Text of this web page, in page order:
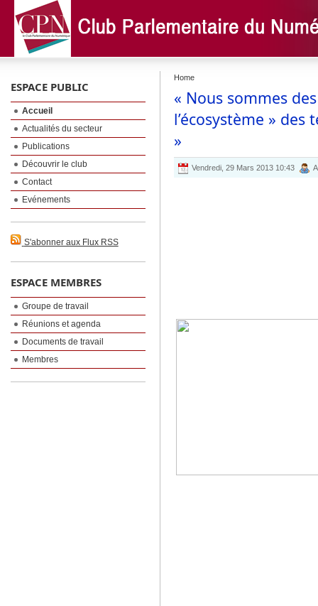
Home
« Nous sommes
l’écosystème »
»
Vendredi, 29 Mars 2013 10:43
ESPACE PUBLIC
Accueil
Actualités du secteur
Publications
Découvrir le club
Contact
Evénements
S'abonner aux Flux RSS
ESPACE MEMBRES
Groupe de travail
Réunions et agenda
Documents de travail
Membres